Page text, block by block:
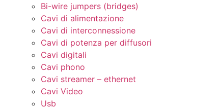
Bi-wire jumpers (bridges)
Cavi di alimentazione
Cavi di interconnessione
Cavi di potenza per diffusori
Cavi digitali
Cavi phono
Cavi streamer – ethernet
Cavi Video
Usb